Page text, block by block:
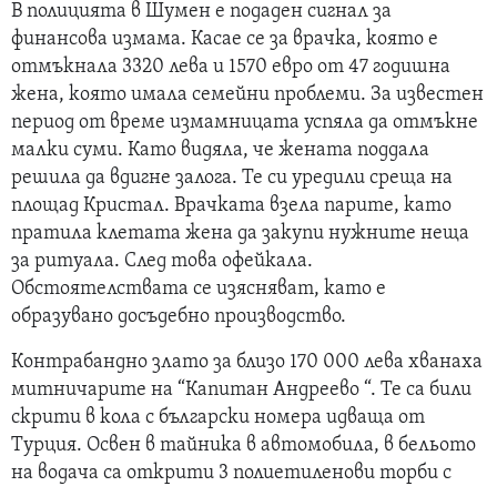
В полицията в Шумен е подаден сигнал за
финансова измама. Касае се за врачка, която е
отмъкнала 3320 лева и 1570 евро от 47 годишна
жена, която имала семейни проблеми. За известен
период от време измамницата успяла да отмъкне
малки суми. Като видяла, че жената поддала
решила да вдигне залога. Те си уредили среща на
площад Кристал. Врачката взела парите, като
пратила клетата жена да закупи нужните неща
за ритуала. След това офейкала.
Обстоятелствата се изясняват, като е
образувано досъдебно производство.
Контрабандно злато за близо 170 000 лева хванаха
митничарите на “Капитан Андреево “. Те са били
скрити в кола с български номера идваща от
Турция. Освен в тайника в автомобила, в бельото
на водача са открити 3 полиетиленови торби с